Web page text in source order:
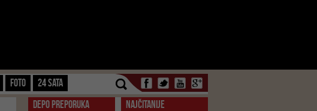
FOTO 24 SATA
DEPO PREPORUKA NAJČITANIJE